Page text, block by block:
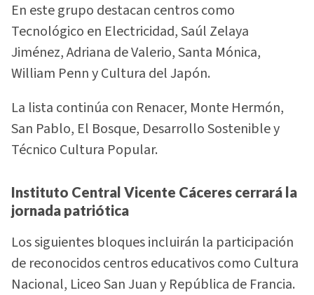
En este grupo destacan centros como
Tecnológico en Electricidad, Saúl Zelaya
Jiménez, Adriana de Valerio, Santa Mónica,
William Penn y Cultura del Japón.
La lista continúa con Renacer, Monte Hermón,
San Pablo, El Bosque, Desarrollo Sostenible y
Técnico Cultura Popular.
Instituto Central Vicente Cáceres cerrará la
jornada patriótica
Los siguientes bloques incluirán la participación
de reconocidos centros educativos como Cultura
Nacional, Liceo San Juan y República de Francia.